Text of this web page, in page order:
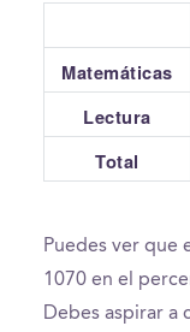
Matemáticas
Lectura
Total
Puedes ver que
1070 en el
Debes aspirar a